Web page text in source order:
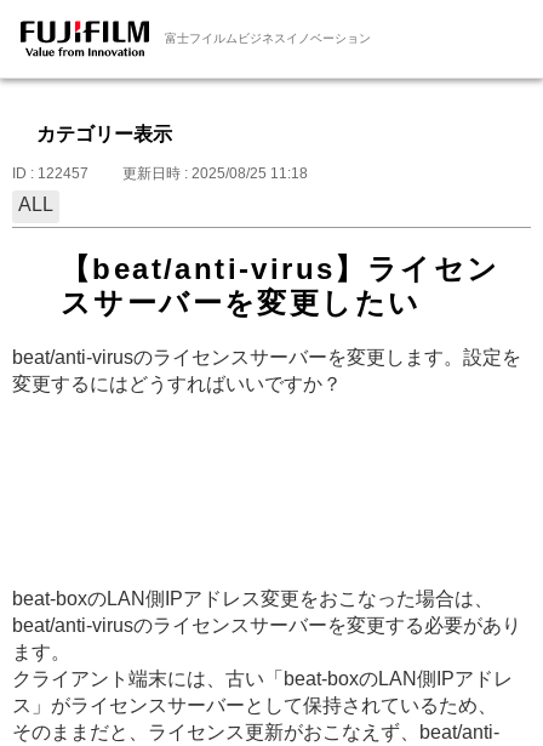
富士フイルムビジネスイノベーション
カテゴリー表示
ID : 122457 更新日時 : 2025/08/25 11:18
ALL
【beat/anti-virus】ライセン
スサーバーを変更したい
beat/anti-virusのライセンスサーバーを変更します。設定を
変更するにはどうすればいいですか？
beat-boxのLAN側IPアドレス変更をおこなった場合は、
beat/anti-virusのライセンスサーバーを変更する必要があり
ます。
クライアント端末には、古い「beat-boxのLAN側IPアドレ
ス」がライセンスサーバーとして保持されているため、
そのままだと、ライセンス更新がおこなえず、beat/anti-